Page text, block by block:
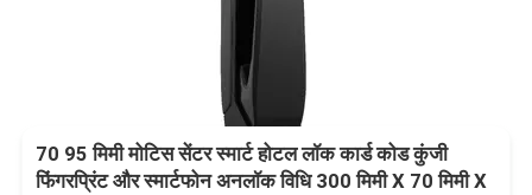
70 95 मिमी मोटिस सेंटर स्मार्ट होटल लॉक कार्ड कोड कुंजी
फिंगरप्रिंट और स्मार्टफोन अनलॉक विधि 300 मिमी X 70 मिमी X